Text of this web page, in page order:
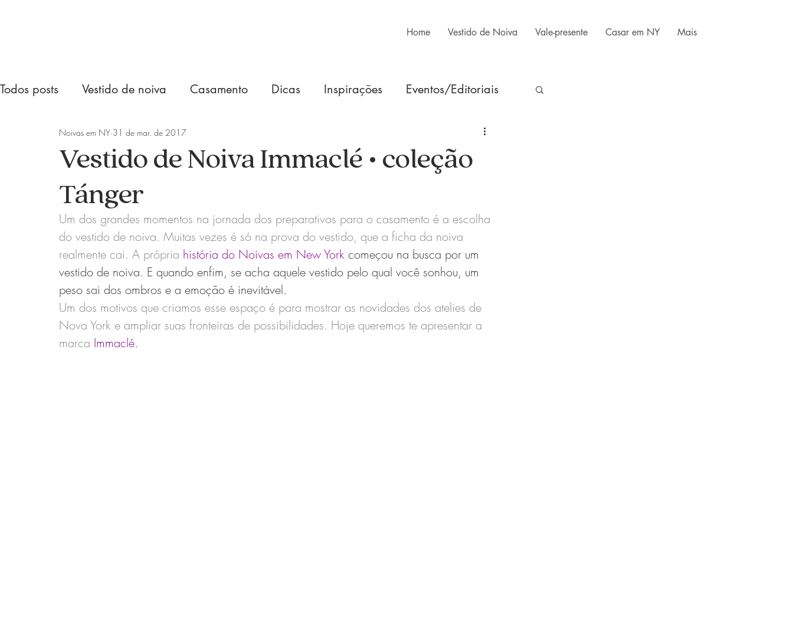
Home Vestido de Noiva Vale-presente Casar em NY Mais
Todos posts Vestido de noiva Casamento Dicas Inspirações Eventos/Editoriais
Vestido de Noiva Immaclé • coleção
Tánger
Noivas em NY 31 de mar. de 2017
Um dos grandes momentos na jornada dos preparativos para o casamento é a escolha
do vestido de noiva. Muitas vezes é só na prova do vestido, que a ficha da noiva
realmente cai. A própria história do Noivas em New York começou na busca por um
vestido de noiva. E quando enfim, se acha aquele vestido pelo qual você sonhou, um
peso sai dos ombros e a emoção é inevitável.
Um dos motivos que criamos esse espaço é para mostrar as novidades dos atelies de
Nova York e ampliar suas fronteiras de possibilidades. Hoje queremos te apresentar a
marca Immaclé.